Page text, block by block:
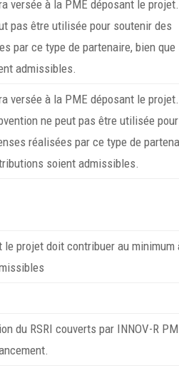
versée à la PME déposant le
pas être utilisée pour soutenir des
par ce type de partenaire, bien que
admissibles.
versée à la PME déposant le
ne peut pas être utilisée pour
réalisées par ce type de
soient admissibles.
le projet doit contribuer au minimum
du RSRI couverts par INNOV-R